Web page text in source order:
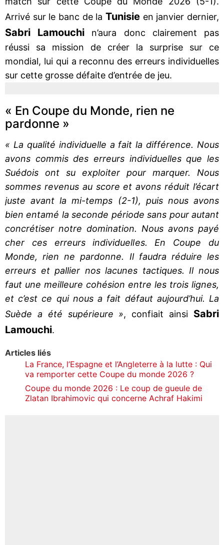
Arrivé sur le banc de la Tunisie en janvier dernier,
Sabri Lamouchi n’aura donc clairement pas
réussi sa mission de créer la surprise sur ce
mondial, lui qui a reconnu des erreurs individuelles
sur cette grosse défaite d’entrée de jeu.
« En Coupe du Monde, rien ne
pardonne »
« La qualité individuelle a fait la différence. Nous
avons commis des erreurs individuelles que les
Suédois ont su exploiter pour marquer. Nous
sommes revenus au score et avons réduit l’écart
juste avant la mi-temps (2-1), puis nous avons
bien entamé la seconde période sans pour autant
concrétiser notre domination. Nous avons payé
cher ces erreurs individuelles. En Coupe du
Monde, rien ne pardonne. Il faudra réduire les
erreurs et pallier nos lacunes tactiques. Il nous
faut une meilleure cohésion entre les trois lignes,
et c’est ce qui nous a fait défaut aujourd’hui. La
Suède a été supérieure », confiait ainsi Sabri
Lamouchi.
Articles liés
La France, l’Espagne et l’Angleterre à la lutte : Qui
va remporter cette Coupe du monde 2026 ?
Coupe du monde 2026 : Le coup de gueule de
Zlatan Ibrahimovic qui concerne Achraf Hakimi